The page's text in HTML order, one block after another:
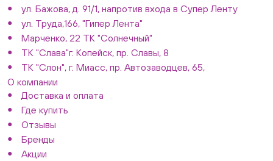
ул. Бажова, д. 91/1, напротив входа в Супер Ленту
ул. Труда,166, "Гипер Лента"
Марченко, 22 ТК "Солнечный"
ТК "Слава"г. Копейск, пр. Славы, 8
ТК "Слон", г. Миасс, пр. Автозаводцев, 65,
О компании
Доставка и оплата
Где купить
Отзывы
Бренды
Акции